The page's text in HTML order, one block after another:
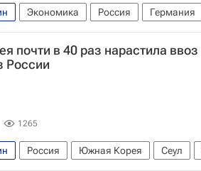
Экономика Россия Германия
почти в 40 раз нарастила ввоз
России
1265
Россия Южная Корея Сеул